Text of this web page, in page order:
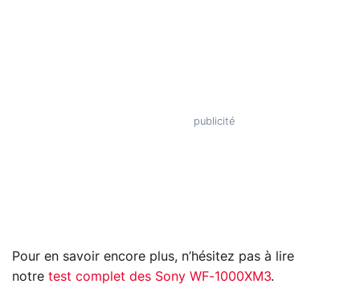
Pour en savoir encore plus, n’hésitez pas à lire
notre test complet des Sony WF-1000XM3.